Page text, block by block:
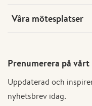
Våra mötesplatser
Prenumerera på
Uppdaterad och
nyhetsbrev idag.